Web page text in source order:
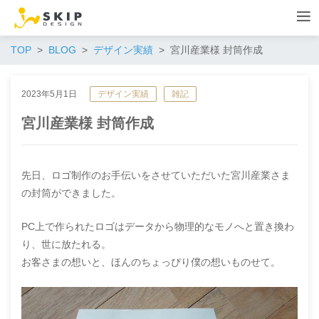
TOP BLOG デザイン実績 宮川産業様 封筒作成
2023年5月1日 デザイン実績 雑記
宮川産業様 封筒作成
先日、ロゴ制作のお手伝いをさせていただいた宮川産業さま
の封筒ができました。
PC上で作られたロゴはデータから物理的なモノへと置き換わ
り、世に放たれる。
お客さまの想いと、ほんのちょっぴり僕の想いものせて。